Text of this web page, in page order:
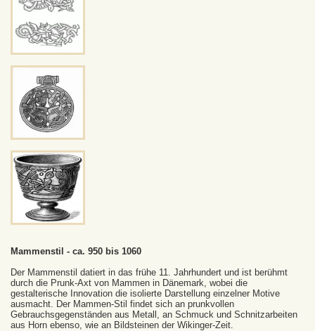
Mammenstil - ca. 950 bis 1060
Der Mammenstil datiert in das frühe 11. Jahrhundert und ist berühmt
durch die Prunk-Axt von Mammen in Dänemark, wobei die
gestalterische Innovation die isolierte Darstellung einzelner Motive
ausmacht. Der Mammen-Stil findet sich an prunkvollen
Gebrauchsgegenständen aus Metall, an Schmuck und Schnitzarbeiten
aus Horn ebenso, wie an Bildsteinen der Wikinger-Zeit.